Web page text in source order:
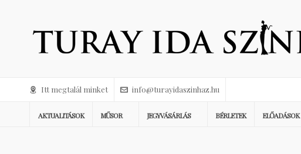
Itt megtalál minket info@turayidaszinhaz.hu
AKTUALITÁSOK MŰSOR JEGYVÁSÁRLÁS BÉRLETEK ELŐADÁSOK